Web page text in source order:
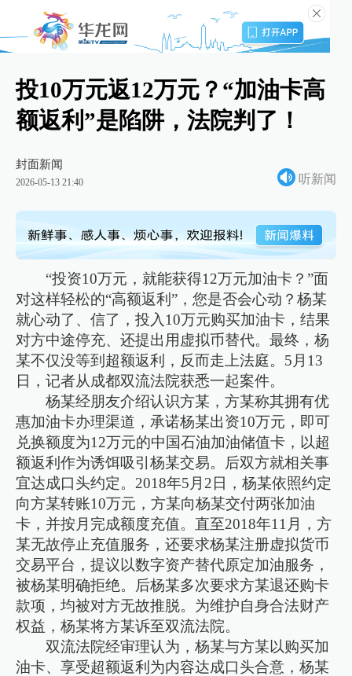
投10万元返12万元？“加油卡高
额返利”是陷阱，法院判了！
封面新闻
2026-05-13 21:40 听新闻
“投资10万元，就能获得12万元加油卡？”面
对这样轻松的“高额返利”，您是否会心动？杨某
就心动了、信了，投入10万元购买加油卡，结果
对方中途停充、还提出用虚拟币替代。最终，杨
某不仅没等到超额返利，反而走上法庭。5月13
日，记者从成都双流法院获悉一起案件。
杨某经朋友介绍认识方某，方某称其拥有优
惠加油卡办理渠道，承诺杨某出资10万元，即可
兑换额度为12万元的中国石油加油储值卡，以超
额返利作为诱饵吸引杨某交易。后双方就相关事
宜达成口头约定。2018年5月2日，杨某依照约定
向方某转账10万元，方某向杨某交付两张加油
卡，并按月完成额度充值。直至2018年11月，方
某无故停止充值服务，还要求杨某注册虚拟货币
交易平台，提议以数字资产替代原定加油服务，
被杨某明确拒绝。后杨某多次要求方某退还购卡
款项，均被对方无故推脱。为维护自身合法财产
权益，杨某将方某诉至双流法院。
双流法院经审理认为，杨某与方某以购买加
油卡、享受超额返利为内容达成口头合意，杨某